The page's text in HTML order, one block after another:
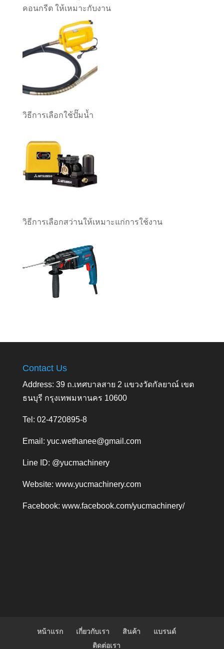
คอนกรีต ให้เหมาะกับงาน
วิธีการเลือกใช้ปั๊มน้ำ
วิธีการเลือกสว่านให้เหมาะแก่การใช้งาน
Contact Us
Address: 39 ถ.เทศบาลสาย 2 แขวงวัดกัลยาณ์ เขต
ธนบุรี กรุงเทพมหานคร 10600
Tel: 02-4720895-8
Email: yuc.wethanee@gmail.com
Line ID: @yucmachinery
Website: www.yucmachinery.com
Facebook: www.facebook.com/yucmachinery/
หน้าแรก เกี่ยวกับเรา สินค้า
แบรนด์
ติดต่อเรา